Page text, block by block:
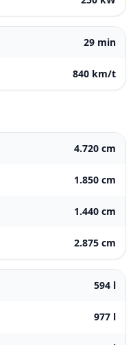
29 min
840 km/t
4.720 cm
1.850 cm
1.440 cm
2.875 cm
594 l
977 l